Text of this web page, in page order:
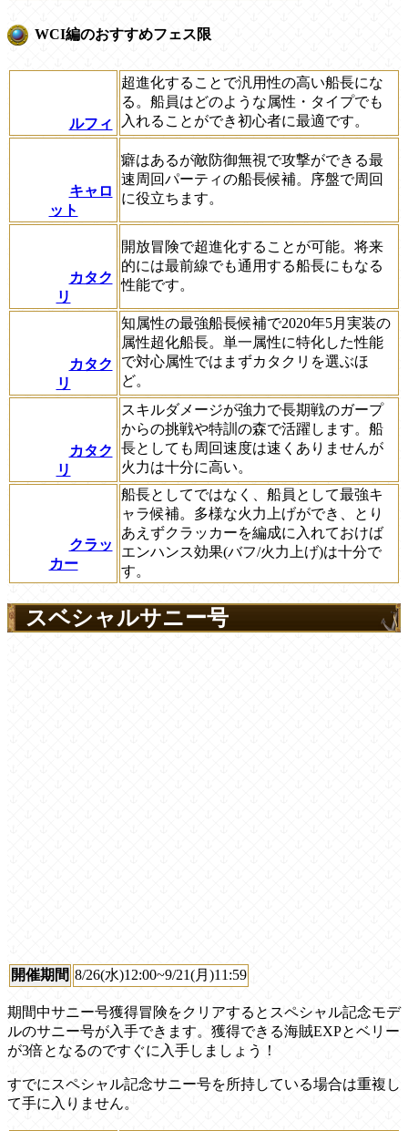
WCI編のおすすめフェス限
ルフィ
超進化することで汎用性の高い船長にな
る。船員はどのような属性・タイプでも
入れることができ初心者に最適です。
キャロ
ット
癖はあるが敵防御無視で攻撃ができる最
速周回パーティの船長候補。序盤で周回
に役立ちます。
カタク
リ
開放冒険で超進化することが可能。将来
的には最前線でも通用する船長にもなる
性能です。
カタク
リ
知属性の最強船長候補で2020年5月実装の
属性超化船長。単一属性に特化した性能
で対心属性ではまずカタクリを選ぶほ
ど。
カタク
リ
スキルダメージが強力で長期戦のガープ
からの挑戦や特訓の森で活躍します。船
長としても周回速度は速くありませんが
火力は十分に高い。
クラッ
カー
船長としてではなく、船員として最強キ
ャラ候補。多様な火力上げができ、とり
あえずクラッカーを編成に入れておけば
エンハンス効果(バフ/火力上げ)は十分で
す。
スベシャルサニー号
開催期間 8/26(水)12:00~9/21(月)11:59
期間中サニー号獲得冒険をクリアするとスペシャル記念モデ
ルのサニー号が入手できます。獲得できる海賊EXPとベリー
が3倍となるのですぐに入手しましょう！
すでにスペシャル記念サニー号を所持している場合は重複し
て手に入りません。